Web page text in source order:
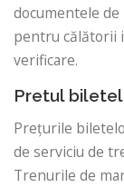
documentele
pentru călătorii
verificare.
Pretul
Prețurile
de serviciu de
Trenurile de